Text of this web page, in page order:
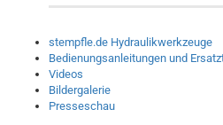
stempfle.de Hydraulikwerkzeuge
Bedienungsanleitungen und
Videos
Bildergalerie
Presseschau